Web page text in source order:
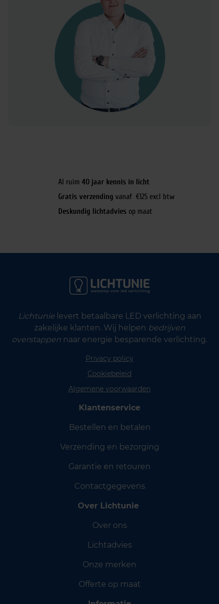
Al ruim 40 jaar kennis in licht
Gratis verzending vanaf €125 excl btw
Deskundig lichtadvies op maat
Lichtunielevert betaalbare LED verlichting aan
zakelijke klanten. Wij helpen bedrijven
overstappen naar energie besparende verlichting.
Privacy policy
Cookiebeleid
Algemene voorwaarden
Klantenservice
Bestellen en betalen
Verzending en bezorging
Garantie en retouren
Contactgegevens
Over Lichtunie
Over ons
Lichtadvies
Onze merken
Offerte op maat